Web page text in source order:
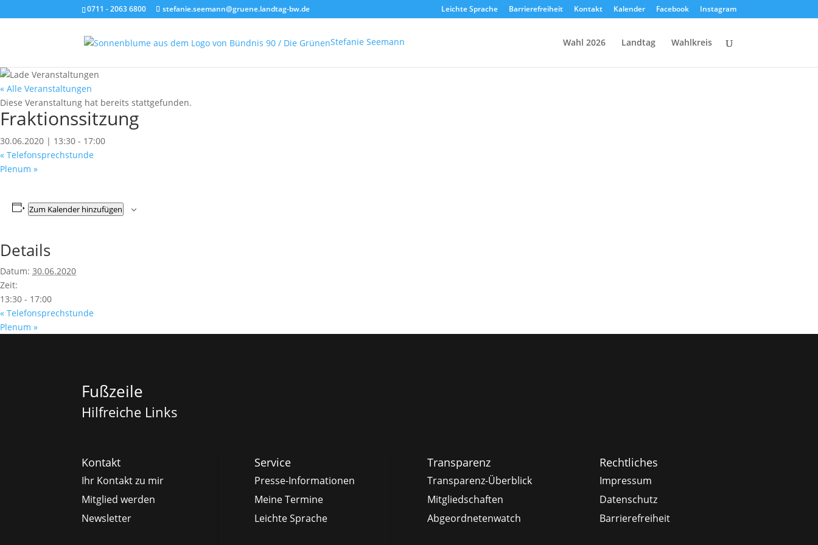
0711 - 2063 6800 stefanie.seemann@gruene.landtag-bw.de Leichte Sprache Barrierefreiheit Kontakt Kalender Facebook Instagram
Stefanie Seemann Wahl 2026 Landtag Wahlkreis
« Alle Veranstaltungen
Diese Veranstaltung hat bereits stattgefunden.
Fraktionssitzung
30.06.2020 | 13:30 - 17:00
« Telefonsprechstunde
Plenum »
Zum Kalender hinzufügen
Details
Datum: 30.06.2020
Zeit:
13:30 - 17:00
« Telefonsprechstunde
Plenum »
Fußzeile
Hilfreiche Links
Kontakt
Ihr Kontakt zu mir
Mitglied werden
Newsletter
Service
Presse-Informationen
Meine Termine
Leichte Sprache
Transparenz
Transparenz-Überblick
Mitgliedschaften
Abgeordnetenwatch
Rechtliches
Impressum
Datenschutz
Barrierefreiheit